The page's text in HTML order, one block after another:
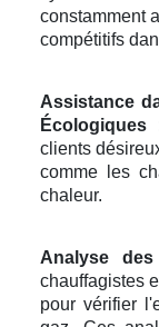
constamment
compétitifs
Assistance
Écologiques
clients
comme les
chaleur.
Analyse des
chauffagistes
pour vérifier